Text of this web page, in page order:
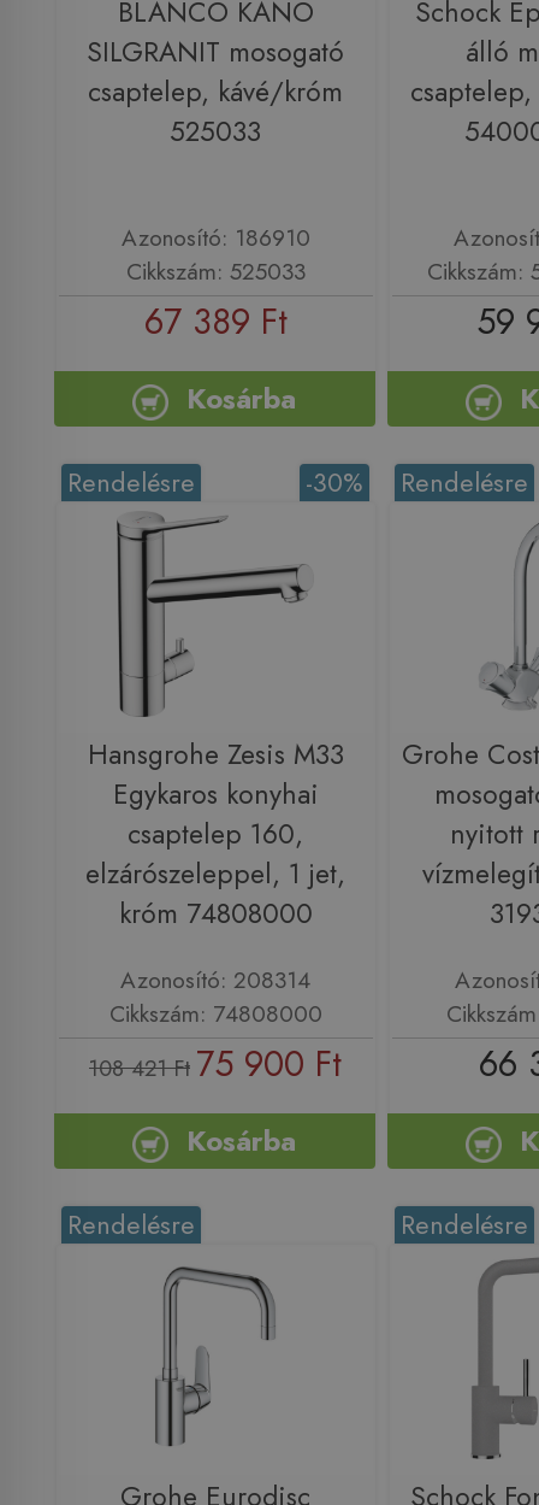
BLANCO KANO
SILGRANIT mosogató
csaptelep, kávé/króm
525033
Azonosító: 186910
Cikkszám: 525033
67 389 Ft
Kosárba
Schock
álló
csaptelep,
Cikkszám:
59
-30%
Rendelésre
Hansgrohe Zesis M33
Egykaros konyhai
csaptelep 160,
elzárószeleppel, 1 jet,
króm 74808000
Azonosító: 208314
Cikkszám: 74808000
108 421 Ft 75 900 Ft
Kosárba
Rendelésre
Grohe
nyitott
66
Rendelésre
Grohe Eurodisc
Rendelésre
Schock